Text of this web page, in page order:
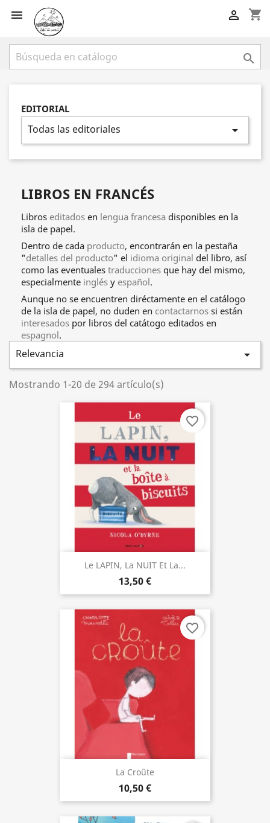
 shopping_cart


EDITORIAL
Todas las editoriales arrow_drop_down
LIBROS EN FRANCÉS
Libros editados en lengua francesa disponibles en la
isla de papel.
Dentro de cada producto, encontrarán en la pestaña
"detalles del producto" el idioma original del libro, así
como las eventuales traducciones que hay del mismo,
especialmente inglés y español.
Aunque no se encuentren diréctamente en el catálogo
de la isla de papel, no duden en contactarnos si están
interesados por libros del catátogo editados en
espagnol.
Relevancia 
Mostrando 1-20 de 294 artículo(s)
Le LAPIN, La NUIT Et La...
13,50 €
favorite_border
La Croûte
10,50 €
favorite_border